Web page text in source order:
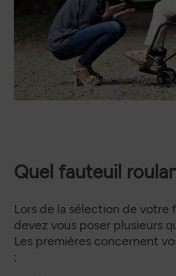
Quel fauteuil
Lors de la sélection de votre
devez vous poser plusieurs
Les premières concernent
: